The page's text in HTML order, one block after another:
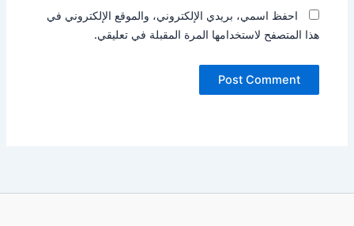
احفظ اسمي، بريدي الإلكتروني، والموقع الإلكتروني في
هذا المتصفح لاستخدامها المرة المقبلة في تعليقي.